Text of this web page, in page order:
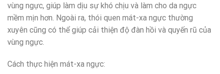
vùng ngực, giúp làm dịu sự khó chịu và làm cho da ngực
mềm mịn hơn. Ngoài ra, thói quen mát-xa ngực thường
xuyên cũng có thể giúp cải thiện độ đàn hồi và quyến rũ của
vùng ngực.
Cách thực hiện mát-xa ngực: